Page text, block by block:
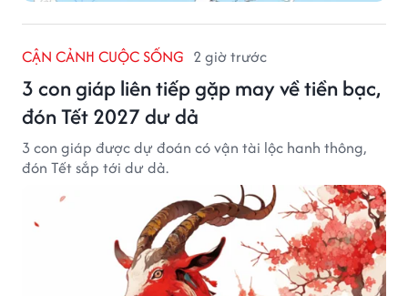
CẬN CẢNH CUỘC SỐNG 2 giờ trước
3 con giáp liên tiếp gặp may về tiền bạc,
đón Tết 2027 dư dả
3 con giáp được dự đoán có vận tài lộc hanh thông,
đón Tết sắp tới dư dả.